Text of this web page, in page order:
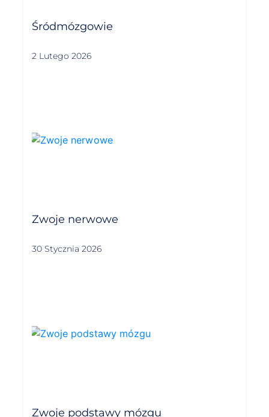
Śródmózgowie
2 Lutego 2026
Zwoje nerwowe
30 Stycznia 2026
Zwoje podstawy mózgu